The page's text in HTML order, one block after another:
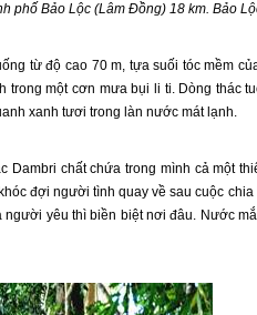
phố Bảo Lộc (Lâm Đồng) 18 km. Bảo
từ độ cao 70 m, tựa suối tóc mềm
trong một cơn mưa bụi li ti. Dòng thác
xanh tươi trong làn nước mát lạnh.
Dambri chất chứa trong mình cả một
đợi người tình quay về sau cuộc
yêu thì biền biệt nơi đâu. Nước